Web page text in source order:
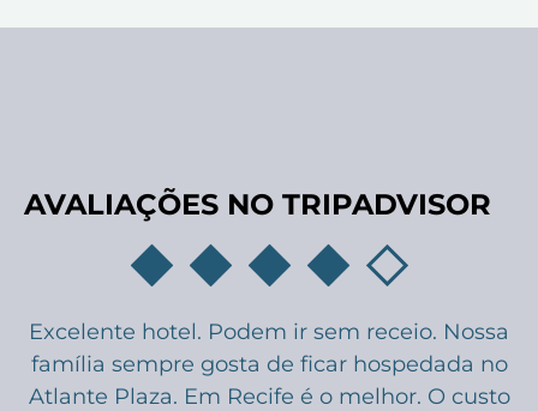
AVALIAÇÕES NO TRIPADVISOR
Excelente hotel. Podem ir sem receio. Nossa
família sempre gosta de ficar hospedada no
Atlante Plaza. Em Recife é o melhor. O custo